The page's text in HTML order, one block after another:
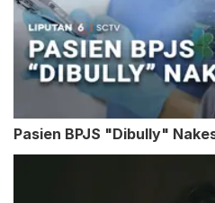
Pasien BPJS "Dibully"